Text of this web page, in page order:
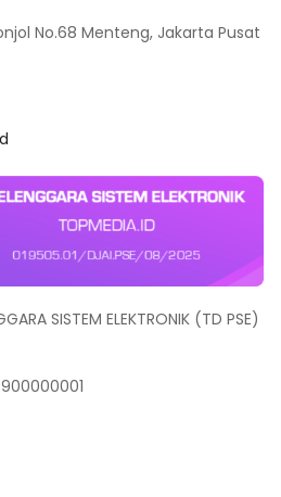
No.68 Menteng, Jakarta Pusat
SISTEM ELEKTRONIK (TD PSE)